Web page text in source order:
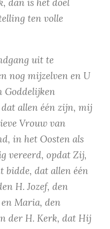
dan is het doel
ten volle
uit te
nog mijzelven en U
Goddelijken
allen één zijn, mij
Vrouw van
in het Oosten als
vereerd, opdat Zij,
bidde, dat allen één
H. Jozef, den
en Maria, den
der H. Kerk, dat Hij